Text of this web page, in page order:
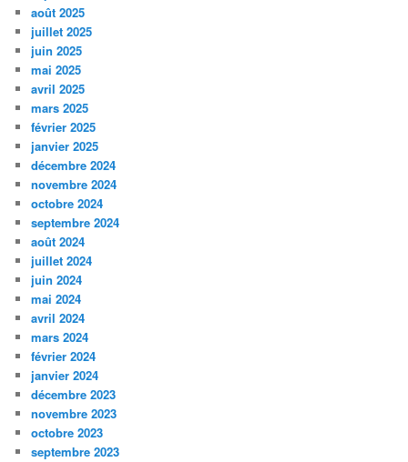
août 2025
juillet 2025
juin 2025
mai 2025
avril 2025
mars 2025
février 2025
janvier 2025
décembre 2024
novembre 2024
octobre 2024
septembre 2024
août 2024
juillet 2024
juin 2024
mai 2024
avril 2024
mars 2024
février 2024
janvier 2024
décembre 2023
novembre 2023
octobre 2023
septembre 2023